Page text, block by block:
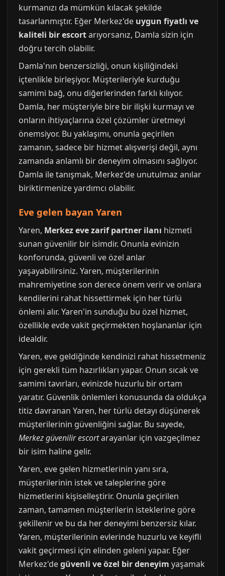
kurmanızı da mümkün kılacak şekilde
tasarlanmıştır. Eğer Merkez'de uygun fiyatlı ve
kaliteli bir escortarıyorsanız, Damla sizin için
doğru tercih olabilir.
Damla'nın benzersizliği, onun kişiliğindeki
içtenlikle birleşiyor. Müşterileriyle kurduğu
samimi bağ, onu diğerlerinden farklı kılıyor.
Damla, her müşteriyle bire bir ilişki kurmayı ve
onların ihtiyaçlarına özel çözümler üretmeyi
önemsiyor. Bu yaklaşımı, onunla geçirilen
zamanın, sadece bir hizmet alışverişi değil, aynı
zamanda anlamlı bir deneyim olmasını sağlıyor.
Damla ile tanışmak, Merkez'de unutulmaz anılar
biriktirmenize yardımcı olabilir.
Eve gelen bayan Yaren
Yaren, Merkez eve zarif partner ilanı hizmeti
sunan güvenilir bir isimdir. Onunla evinizin
konforunda, güvenli ve özel anlar
yaşayabilirsiniz. Yaren, müşterilerinin
mahremiyetine son derece önem verir ve onlara
kendilerini rahat hissettirmek için her türlü
önlemi alır. Yaren'in sunduğu bu özel hizmet,
özellikle evde vakit geçirmekten hoşlananlar için
idealdir.
Yaren, eve geldiğinde kendinizi rahat hissetmeniz
için gerekli tüm hazırlıkları yapar. Onun sıcak ve
samimi tavırları, evinizde huzurlu bir ortam
yaratır. Güvenlik önlemleri konusunda da oldukça
titiz davranan Yaren, her türlü detayı düşünerek
müşterilerinin güvenliğini sağlar. Bu sayede,
Merkez güvenilir escortarayanlar için vazgeçilmez
bir isim haline gelir.
Yaren, eve gelen hizmetlerinin yanı sıra,
müşterilerinin istek ve taleplerine göre
hizmetlerini kişiselleştirir. Onunla geçirilen
zaman, tamamen müşterilerin isteklerine göre
şekillenir ve bu da her deneyimi benzersiz kılar.
Yaren, müşterilerinin evlerinde huzurlu ve keyifli
vakit geçirmesi için elinden geleni yapar. Eğer
Merkez'degüvenli ve özel bir deneyim yaşamak